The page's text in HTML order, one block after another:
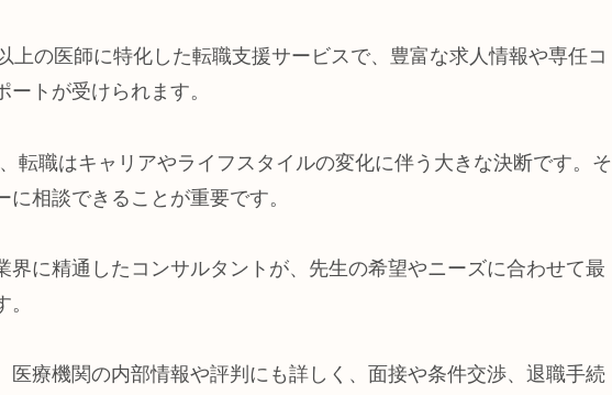
上の医師に特化した転職支援サービスで、豊富な求人情報や専任コ
トが受けられます。
転職はキャリアやライフスタイルの変化に伴う大きな決断です。そ
相談できることが重要です。
界に精通したコンサルタントが、先生の希望やニーズに合わせて最
医療機関の内部情報や評判にも詳しく、面接や条件交渉、退職手続